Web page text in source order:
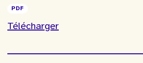
PDF
TéléchargerCharte
(pdf)